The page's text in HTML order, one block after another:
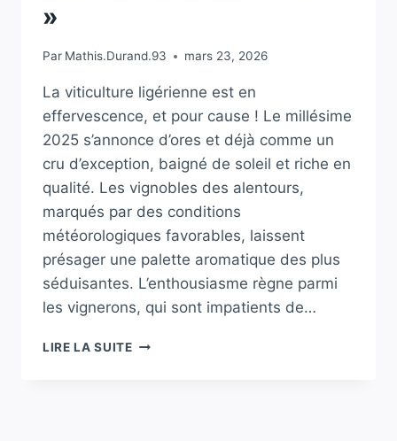
»
Par Mathis.Durand.93 mars 23, 2026
La viticulture ligérienne est en
effervescence, et pour cause ! Le millésime
2025 s’annonce d’ores et déjà comme un
cru d’exception, baigné de soleil et riche en
qualité. Les vignobles des alentours,
marqués par des conditions
météorologiques favorables, laissent
présager une palette aromatique des plus
séduisantes. L’enthousiasme règne parmi
les vignerons, qui sont impatients de…
LIRE LA SUITEVITICULTURE.